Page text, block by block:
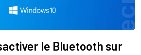
le Bluetooth sur